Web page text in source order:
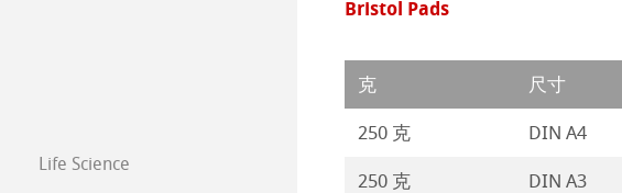
等轴纸
绘画纸 Stella
Co-Branding Products
Paintings 2018
Paintings 2017
Life Science
Bristol Pads
克 尺寸
250 克 DIN A4
250 克 DIN A3